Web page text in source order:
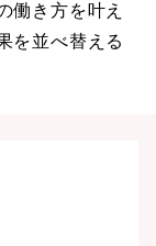
働き方を叶え
を並べ替える